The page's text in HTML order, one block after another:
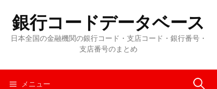
へ
銀行コードデータベース
日本全国の金融機関の銀行コード・支店コード・銀行番号・
支店番号のまとめ
メニュー 検